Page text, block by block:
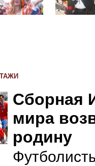
Сборная
мира
родину